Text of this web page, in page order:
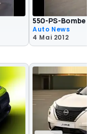
550-PS-Bombe
Auto News
4 Mai 2012